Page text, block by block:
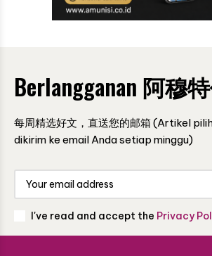
Berlangganan 阿穆
每周精选好文，直送您的邮箱 (Artikel
dikirim ke email Anda setiap minggu)
I've read and accept the Privacy